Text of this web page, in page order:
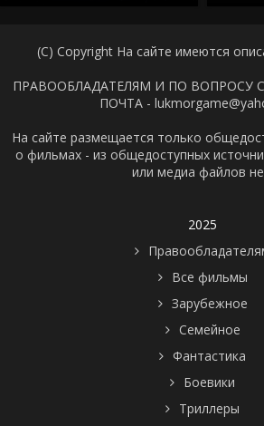
(C) Copyright На сайте имеются
ПРАВООБЛАДАТЕЛЯМ И ПО ВОПРОСУ
ПОЧТА -
На сайте размещается только
о фильмах - из общедоступных
или медиа файлов
2025
Все фильмы
Зарубежное
Семейное
Фантастика
Боевики
Триллеры